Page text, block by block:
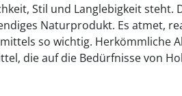
Stil und Langlebigkeit steht.
Naturprodukt. Es atmet,
so wichtig. Herkömmliche
die auf die Bedürfnisse von